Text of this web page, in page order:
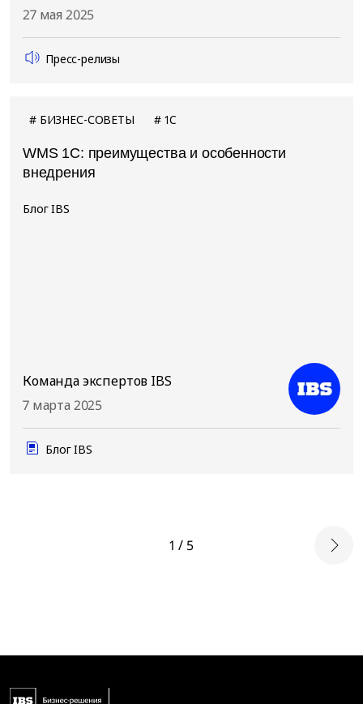
27 мая 2025
Пресс-релизы
БИЗНЕС-СОВЕТЫ 1C
WMS 1С: преимущества и особенности
внедрения
Блог IBS
Команда экспертов IBS
7 марта 2025
Блог IBS
1 / 5